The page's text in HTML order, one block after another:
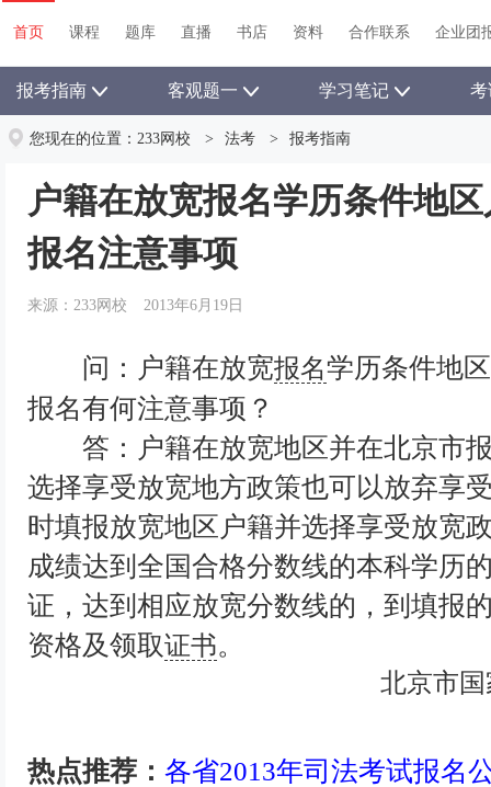
首页 课程 题库 直播 书店 资料 合作联系 企业团
报考指南 客观题一 学习笔记 考
您现在的位置： 233网校 > 法考 > 报考指南
户籍在放宽报名学历条件地
报名注意事项
来源：233网校 2013年6月19日
问：户籍在放宽报名学历条件地
报名有何注意事项？
答：户籍在放宽地区并在北京市报
选择享受放宽地方政策也可以放弃享
时填报放宽地区户籍并选择享受放宽
成绩达到全国合格分数线的本科学历
证，达到相应放宽分数线的，到填报
资格及领取证书。
北京市
热点推荐： 各省2013年司法考试报名